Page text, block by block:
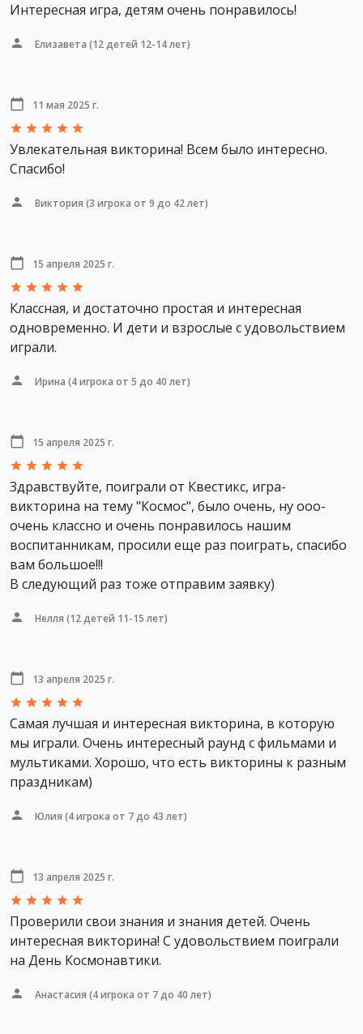
Интересная игра, детям очень понравилось!
Елизавета (12 детей 12-14 лет)
11 мая 2025 г.
Увлекательная викторина! Всем было интересно.
Спасибо!
Виктория (3 игрока от 9 до 42 лет)
15 апреля 2025 г.
Классная, и достаточно простая и интересная
одновременно. И дети и взрослые с удовольствием
играли.
Ирина (4 игрока от 5 до 40 лет)
15 апреля 2025 г.
Здравствуйте, поиграли от Квестикс, игра-
викторина на тему "Космос", было очень, ну ооо-
очень классно и очень понравилось нашим
воспитанникам, просили еще раз поиграть, спасибо
вам большое!!!
В следующий раз тоже отправим заявку)
Нелля (12 детей 11-15 лет)
13 апреля 2025 г.
Самая лучшая и интересная викторина, в которую
мы играли. Очень интересный раунд с фильмами и
мультиками. Хорошо, что есть викторины к разным
праздникам)
Юлия (4 игрока от 7 до 43 лет)
13 апреля 2025 г.
Проверили свои знания и знания детей. Очень
интересная викторина! С удовольствием поиграли
на День Космонавтики.
Анастасия (4 игрока от 7 до 40 лет)